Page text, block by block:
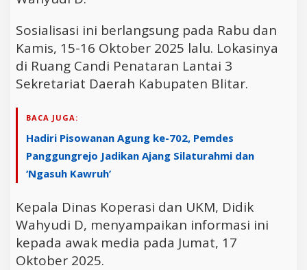
Sosialisasi ini berlangsung pada Rabu dan
Kamis, 15-16 Oktober 2025 lalu. Lokasinya
di Ruang Candi Penataran Lantai 3
Sekretariat Daerah Kabupaten Blitar.
BACA JUGA:
Hadiri Pisowanan Agung ke-702, Pemdes
Panggungrejo Jadikan Ajang Silaturahmi dan
‘Ngasuh Kawruh’
Kepala Dinas Koperasi dan UKM, Didik
Wahyudi D, menyampaikan informasi ini
kepada awak media pada Jumat, 17
Oktober 2025.